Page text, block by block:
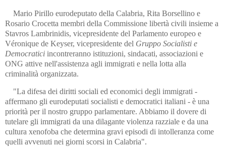
Mario Pirillo eurodeputato della Calabria, Rita Borsellino e
Rosario Crocetta membri della Commissione libertà civili insieme a
Stavros Lambrinidis, vicepresidente del Parlamento europeo e
Véronique de Keyser, vicepresidente del Gruppo Socialisti e
Democratici incontreranno istituzioni, sindacati, associazioni e
ONG attive nell'assistenza agli immigrati e nella lotta alla
criminalità organizzata.
"La difesa dei diritti sociali ed economici degli immigrati -
affermano gli eurodeputati socialisti e democratici italiani - è una
priorità per il nostro gruppo parlamentare. Abbiamo il dovere di
tutelare gli immigrati da una dilagante violenza razziale e da una
cultura xenofoba che determina gravi episodi di intolleranza come
quelli avvenuti nei giorni scorsi in Calabria".